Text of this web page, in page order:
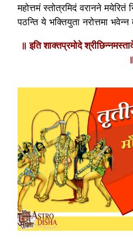
महोत्तमं स्तोत्रमिदं वरानने मयेरितं
पठन्ति ये भक्तियुता नरोत्तमा
॥ इति शाक्तप्रमोदे
॥